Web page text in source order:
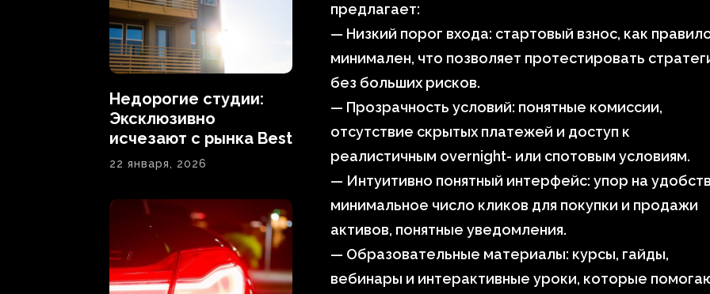
Недорогие студии:
Эксклюзивно
исчезают с рынка Best
22 января, 2026
предлагает:
— Низкий порог входа: стартовый взнос, как
минимален, что позволяет протестировать
без больших рисков.
— Прозрачность условий: понятные комиссии,
отсутствие скрытых платежей и доступ к
реалистичным overnight- или спотовым условиям.
— Интуитивно понятный интерфейс: упор на
минимальное число кликов для покупки и продажи
активов, понятные уведомления.
— Образовательные материалы: курсы, гайды,
вебинары и интерактивные уроки, которые